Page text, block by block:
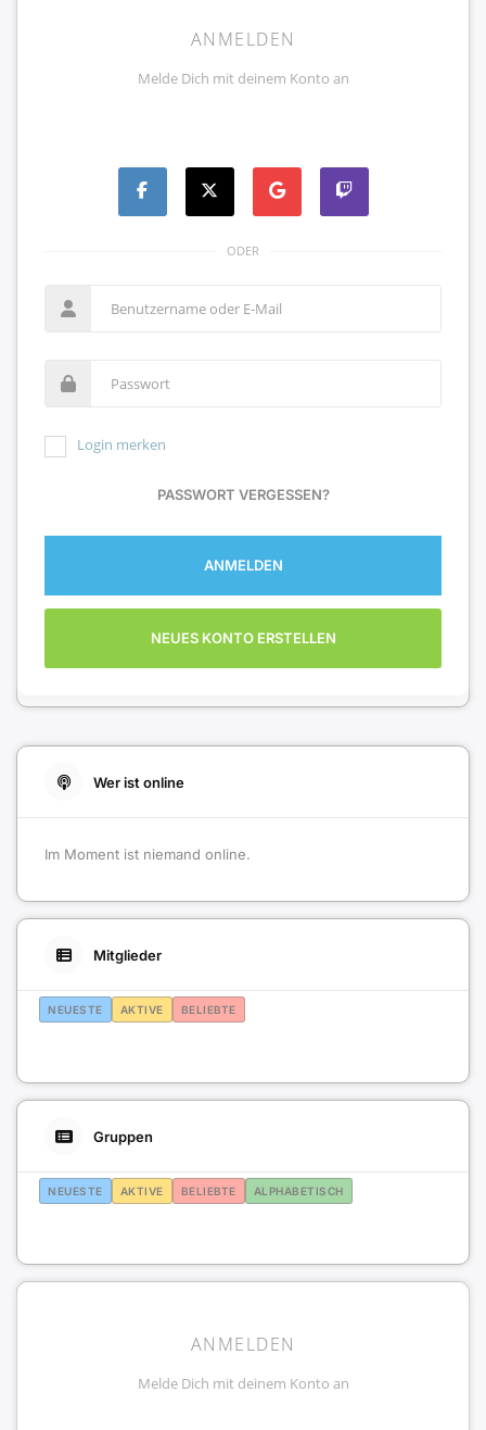
ANMELDEN
Melde Dich mit deinem Konto an
ODER
Login merken
PASSWORT VERGESSEN?
ANMELDEN
NEUES KONTO ERSTELLEN
Wer ist online
Im Moment ist niemand online.
Mitglieder
NEUESTE AKTIVE BELIEBTE
Gruppen
NEUESTE AKTIVE BELIEBTE ALPHABETISCH
ANMELDEN
Melde Dich mit deinem Konto an